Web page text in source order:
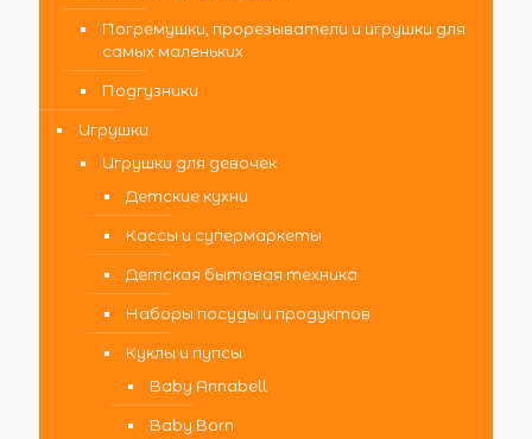
Погремушки, прорезыватели и игрушки для
самых маленьких
Подгузники
Игрушки
Игрушки для девочек
Детские кухни
Кассы и супермаркеты
Детская бытовая техника
Наборы посуды и продуктов
Куклы и пупсы
Baby Annabell
Baby Born